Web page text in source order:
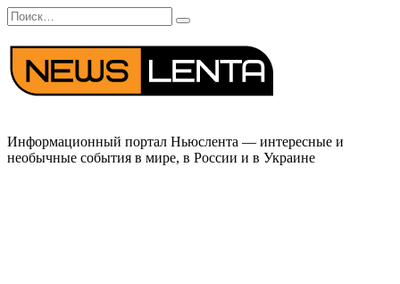
Перейти
к
содержанию
Search
for:
Информационный портал Ньюслента — интересные и
необычные события в мире, в России и в Украине